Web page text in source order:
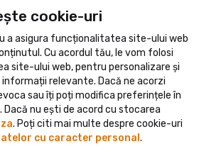
Centrală
shopping_cart person menu
ghidoline și dopurinavigate_nextManșoane
cookie-uri
a asigura funcționalitatea site-ului web
Cu acordul tău, le vom folosi
site-ului web, pentru personalizare și
relevante. Dacă ne acorzi
sau îți poți modifica preferințele în
. Dacă nu ești de acord cu stocarea
. Poți citi mai multe despre cookie-uri
cu caracter personal .